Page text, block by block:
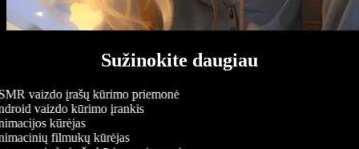
Sužinokite daugiau
vaizdo įrašų kūrimo priemonė
vaizdo kūrimo įrankis
kūrėjas
filmukų kūrėjas